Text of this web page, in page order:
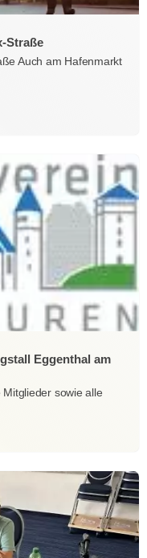
Straße
Auch am Hafenmarkt
Eggenthal am
sowie alle